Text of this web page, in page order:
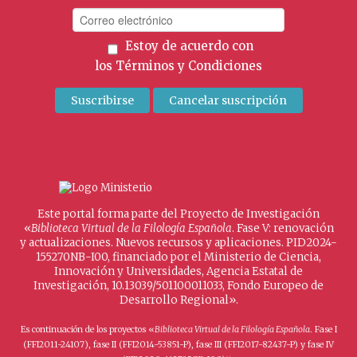
Estoy de acuerdo con
los Términos y Condiciones
Este portal forma parte del Proyecto de Investigación
«Biblioteca Virtual de la Filología Española. Fase V: renovación
y actualizaciones. Nuevos recursos y aplicaciones. PID2024-
155270NB-I00, financiado por el Ministerio de Ciencia,
Innovación y Universidades, Agencia Estatal de
Investigación, 10.13039/501100011033, Fondo Europeo de
Desarrollo Regional».
Es continuación de los proyectos «Biblioteca Virtual de la Filología Española. Fase I
(FFI2011-24107), fase II (FFI2014-53851-P), fase III (FFI2017-82437-P) y fase IV